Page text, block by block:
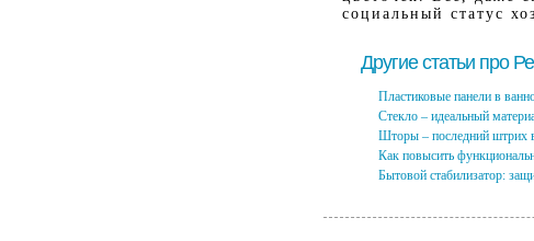
социальный статус
Другие статьи про
Пластиковые панели в
Стекло – идеальный
Шторы – последний штрих
Как повысить
Бытовой стабилизатор: